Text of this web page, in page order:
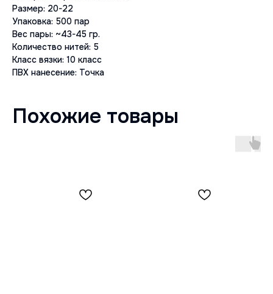
Размер: 20-22
Упаковка: 500 пар
Вес пары: ~43-45 гр.
Количество нитей: 5
Класс вязки: 10 класс
ПВХ нанесение: Точка
Похожие товары